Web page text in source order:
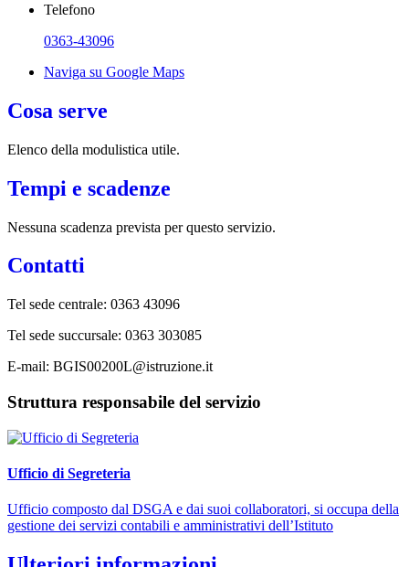
Telefono
0363-43096
Naviga su Google Maps
Cosa serve
Elenco della modulistica utile.
Tempi e scadenze
Nessuna scadenza prevista per questo servizio.
Contatti
Tel sede centrale: 0363 43096
Tel sede succursale: 0363 303085
E-mail: BGIS00200L@istruzione.it
Struttura responsabile del servizio
Ufficio di Segreteria
Ufficio composto dal DSGA e dai suoi collaboratori, si occupa della
gestione dei servizi contabili e amministrativi dell’Istituto